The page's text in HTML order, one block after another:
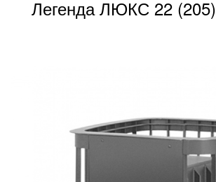
Легенда ЛЮКС 22 (205)